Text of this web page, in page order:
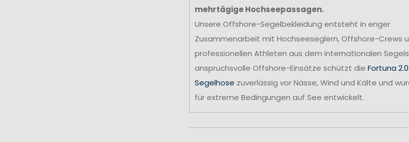
mehrtägige Hochseepassagen.
Unsere Offshore-Segelbekleidung entsteht in enger
Zusammenarbeit mit Hochseeseglern, Offshore-Crews
professionellen Athleten aus dem internationalen
anspruchsvolle Offshore-Einsätze schützt die Fortuna
Segelhose zuverlässig vor Nässe, Wind und Kälte und
für extreme Bedingungen auf See entwickelt.